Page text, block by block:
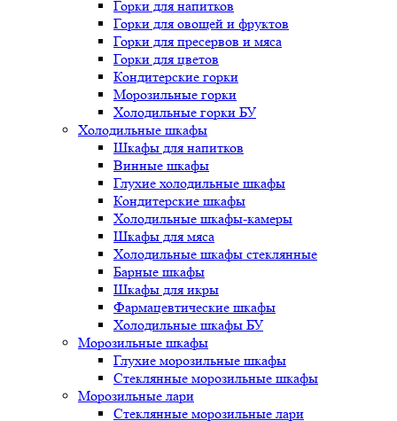
Горки для напитков
Горки для овощей и фруктов
Горки для пресервов и мяса
Горки для цветов
Кондитерские горки
Морозильные горки
Холодильные горки БУ
Холодильные шкафы
Шкафы для напитков
Винные шкафы
Глухие холодильные шкафы
Кондитерские шкафы
Холодильные шкафы-камеры
Шкафы для мяса
Холодильные шкафы стеклянные
Барные шкафы
Шкафы для икры
Фармацевтические шкафы
Холодильные шкафы БУ
Морозильные шкафы
Глухие морозильные шкафы
Стеклянные морозильные шкафы
Морозильные лари
Стеклянные морозильные лари